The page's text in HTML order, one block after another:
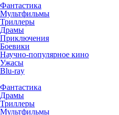
Фантастика
Мультфильмы
Триллеры
Драмы
Приключения
Боевики
Научно-популярное кино
Ужасы
Blu-ray
Фантастика
Драмы
Триллеры
Мультфильмы